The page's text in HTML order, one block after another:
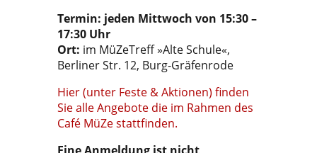
Termin: jeden Mittwoch von 15:30 –
17:30 Uhr
Ort: im MüZeTreff »Alte Schule«,
Berliner Str. 12, Burg-Gräfenrode
Hier (unter Feste & Aktionen) finden
Sie alle Angebote die im Rahmen des
Café MüZe stattfinden.